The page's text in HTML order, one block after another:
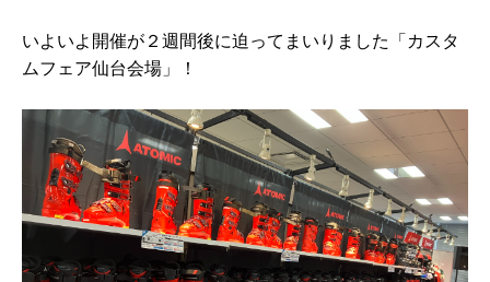
いよいよ開催が２週間後に迫ってまいりました「カスタ
ムフェア仙台会場」！